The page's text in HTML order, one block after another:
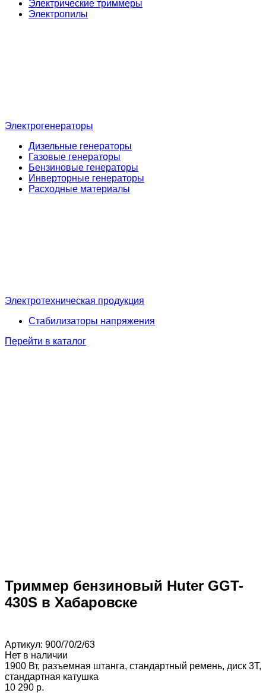
Электрические триммеры
Электропилы
Электрогенераторы
Дизельные генераторы
Газовые генераторы
Бензиновые генераторы
Инверторные генераторы
Расходные материалы
Электротехническая продукция
Стабилизаторы напряжения
Перейти в каталог
Триммер бензиновый Huter GGT-
430S в Хабаровске
Артикул: 900/70/2/63
Нет в наличии
1900 Вт, разъемная штанга, стандартный ремень, диск 3Т,
стандартная катушка
10 290 p.